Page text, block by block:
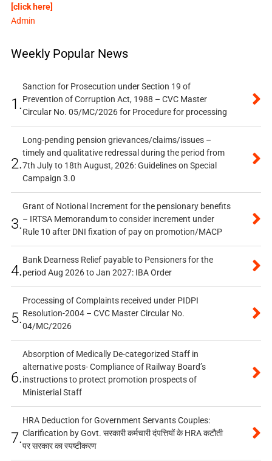
[click here]
Admin
Weekly Popular News
1.
Sanction for Prosecution under Section 19 of
Prevention of Corruption Act, 1988 – CVC Master
Circular No. 05/MC/2026 for Procedure for processing
2.
Long-pending pension grievances/claims/issues –
timely and qualitative redressal during the period from
7th July to 18th August, 2026: Guidelines on Special
Campaign 3.0
3.
Grant of Notional Increment for the pensionary benefits
– IRTSA Memorandum to consider increment under
Rule 10 after DNI fixation of pay on promotion/MACP
4.
Bank Dearness Relief payable to Pensioners for the
period Aug 2026 to Jan 2027: IBA Order
5.
Processing of Complaints received under PIDPI
Resolution-2004 – CVC Master Circular No.
04/MC/2026
6.
Absorption of Medically De-categorized Staff in
alternative posts- Compliance of Railway Board’s
instructions to protect promotion prospects of
Ministerial Staff
7.
HRA Deduction for Government Servants Couples:
Clarification by Govt. सरकारी कर्मचारी दंपत्तियों के HRA कटौती
पर सरकार का स्पष्टीकरण